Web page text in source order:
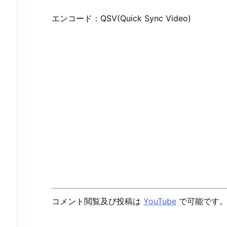
エンコード：QSV(Quick Sync Video)
コメント閲覧及び投稿は YouTube で可能です。